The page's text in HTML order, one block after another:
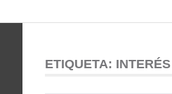
contenidoODESSA
ETIQUETA: